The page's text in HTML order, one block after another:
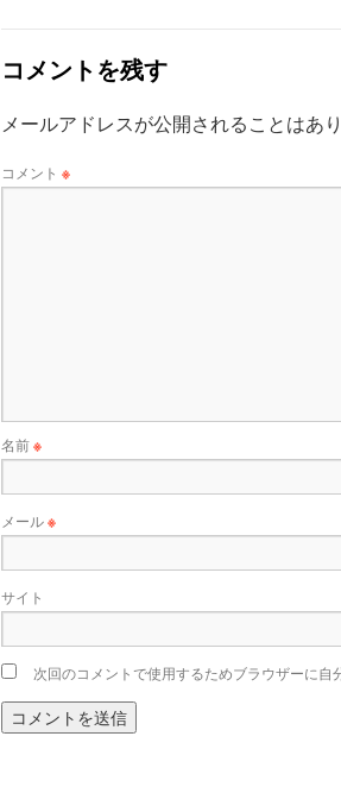
コメントを残す
メールアドレスが公開されることはあり
コメント ※
名前※
メール※
サイト
次回のコメントで使用するためブラウザーに自